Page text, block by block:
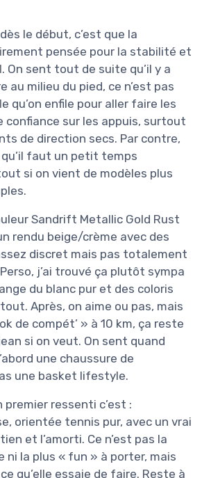
le début, c’est que la
pensée pour la stabilité et
On sent tout de suite qu’il y a
au milieu du pied, ce n’est pas
qu’on enfile pour aller faire les
confiance sur les appuis, surtout
de direction secs. Par contre,
faut un petit temps
si on vient de modèles plus
Sandrift Metallic Gold Rust
rendu beige/crème avec des
discret mais pas totalement
j’ai trouvé ça plutôt sympa
du blanc pur et des coloris
Après, on aime ou pas, mais
de compét’ » à 10 km, ça reste
si on veut. On sent quand
une chaussure de
une basket lifestyle.
premier ressenti c’est :
orientée tennis pur, avec un vrai
et l’amorti. Ce n’est pas la
ni la plus « fun » à porter, mais
qu’elle essaie de faire. Reste à